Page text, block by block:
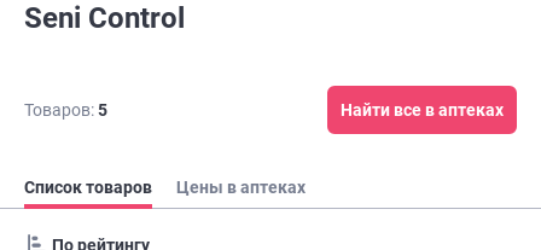
Seni Control
Товаров:5 Найти все в аптеках
Список товаров Цены в аптеках